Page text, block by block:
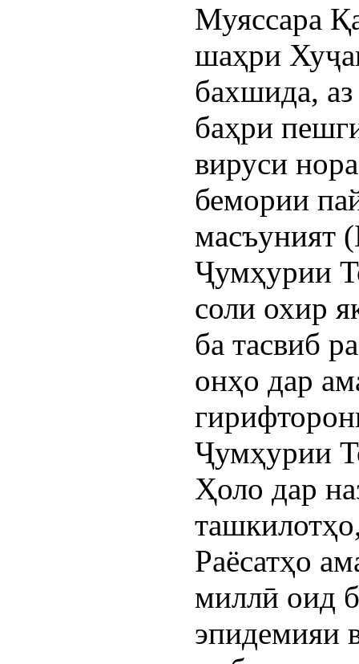
Муяссара
шаҳри
бахшида,
баҳри
вируси
бемории
масъуният
Ҷумҳурии
соли охир
ба тасвиб
онҳо дар
Ҷумҳурии
Ҳоло дар
Раёсатҳо
миллӣ оид
эпидемияи